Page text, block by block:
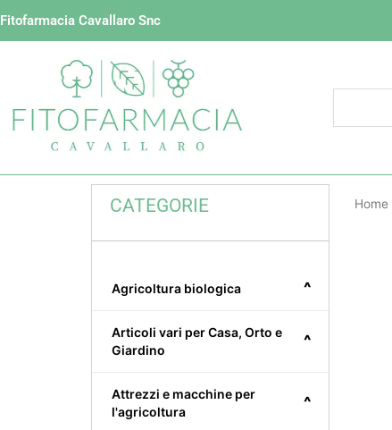
Vai
Fitofarmacia Cavallaro Snc
CATEGORIE
^
Agricoltura biologica
^
Articoli vari per Casa, Orto e
Giardino
^
Attrezzi e macchine per
l'agricoltura
Home